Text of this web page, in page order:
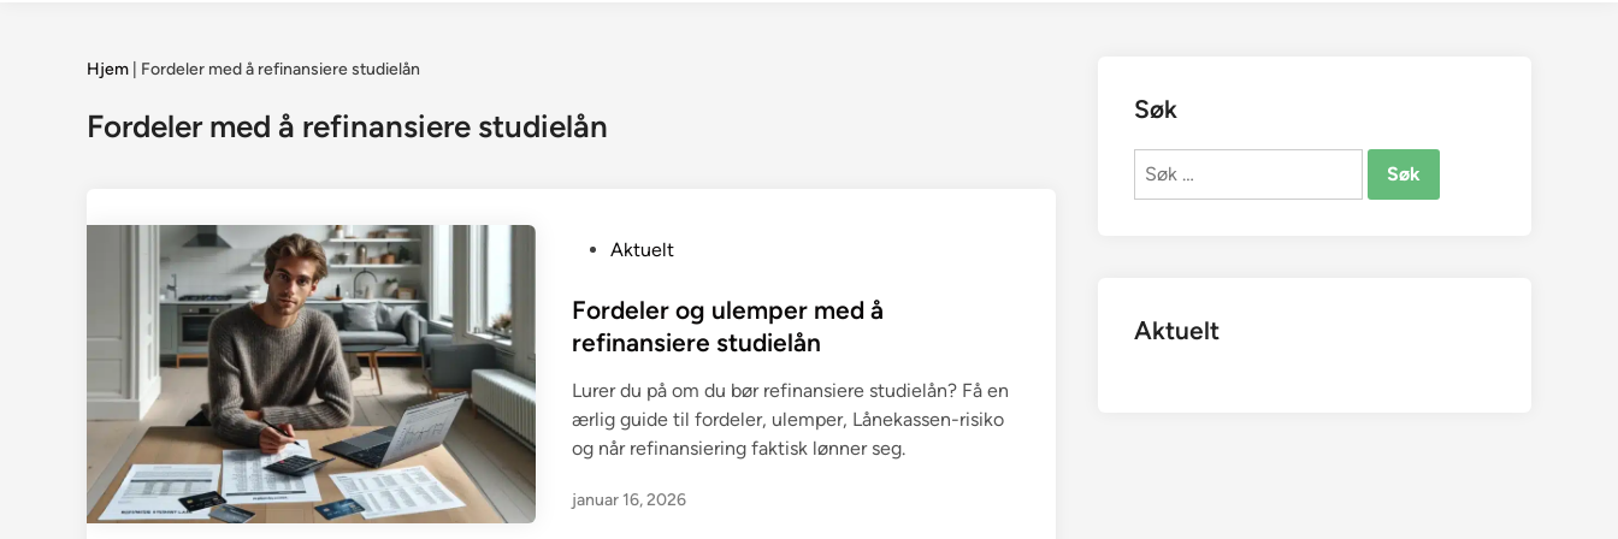
Hjem Fordeler med å refinansiere studielån
Fordeler med å refinansiere studielån
s
t
d
i
n
Aktuelt
Fordeler og ulemper med å
refinansiere studielån
Lurer du på om du bør refinansiere studielån? Få en
ærlig guide til fordeler, ulemper, Lånekassen-risiko
og når refinansiering faktisk lønner seg.
januar 16, 2026
Søk
Søk
Aktuelt